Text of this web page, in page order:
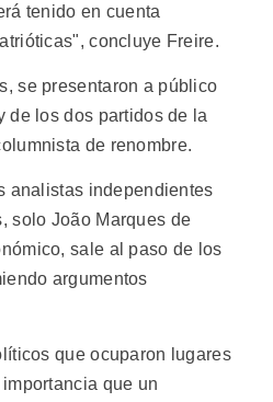
tenido en cuenta
concluye Freire.
se presentaron a público
de los dos partidos de la
de renombre.
analistas independientes
solo João Marques de
sale al paso de los
argumentos
que ocuparon lugares
que un